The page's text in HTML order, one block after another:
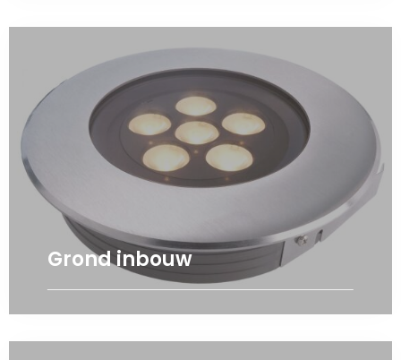
Grond inbouw